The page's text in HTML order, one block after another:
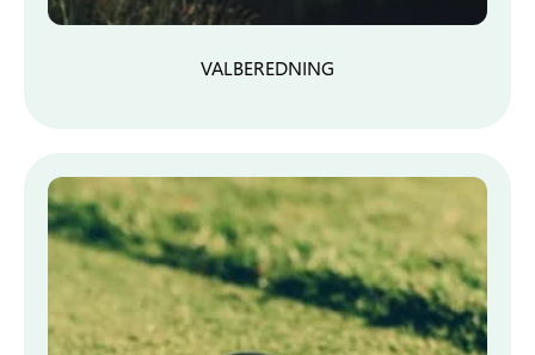
VALBEREDNING